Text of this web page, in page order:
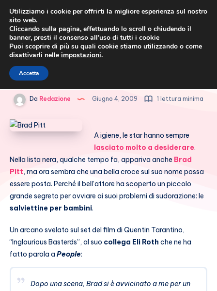
Brad Pitt non puzza (più)
Da Redazione Giugno 4, 2009 1 lettura minima
A igiene, le star hanno sempre
lasciato molto a desiderare.
Nella lista nera, qualche tempo fa, appariva anche Brad
Pitt, ma ora sembra che una bella croce sul suo nome possa
essere posta. Perché il bell’attore ha scoperto un piccolo
grande segreto per ovviare ai suoi problemi di sudorazione: le
salviettine per bambini.
Un arcano svelato sul set del film di Quentin Tarantino,
“Inglourious Basterds”, al suo collega Eli Roth che ne ha
fatto parola a People:
Dopo una scena, Brad si è avvicinato a me per un
Utilizziamo i cookie per offrirti la migliore esperienza sul nostro
sito web.
Cliccando sulla pagina, effettuando lo scroll o chiudendo il
banner, presti il consenso all’uso di tutti i cookie
Puoi scoprire di più su quali cookie stiamo utilizzando o come
disattivarli nelle impostazioni.
Accetta